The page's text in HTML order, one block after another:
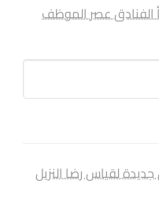
الفنادق عصر الموظف
لقياس رضا النزيل